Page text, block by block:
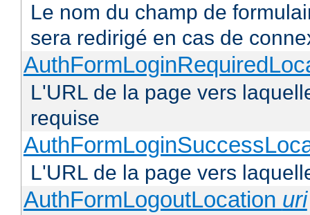
Le nom du champ de
sera redirigé en cas de
L'URL de la page vers
requise
L'URL de la page vers
AuthFormLogoutLocation uri